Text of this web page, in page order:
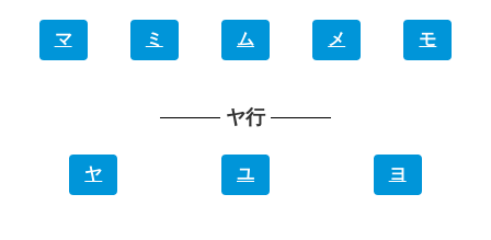
マ ミ ム メ モ
ヤ行
ヤ ユ ヨ